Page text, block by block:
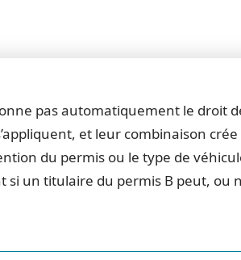
pas automatiquement le droit
et leur combinaison
du permis ou le type de
si un titulaire du permis B peut, ou